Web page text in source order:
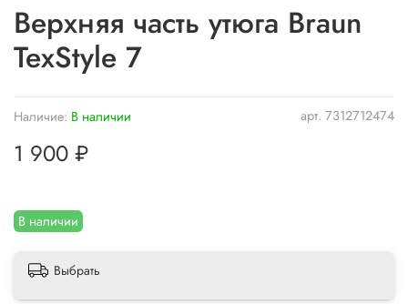
арт. 7312712474
Наличие: В наличии
В наличии
Верхняя часть утюга Braun
TexStyle 7
1 900 ₽
Выбрать